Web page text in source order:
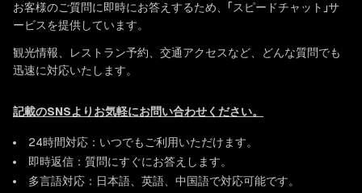
お客様のご質問に即時にお答えするため、「スピードチャット」サ
ービスを提供しています。
観光情報、レストラン予約、交通アクセスなど、どんな質問でも
迅速に対応いたします。
記載のSNSよりお気軽にお問い合わせください。
24時間対応：いつでもご利用いただけます。
即時返信：質問にすぐにお答えします。
多言語対応：日本語、英語、中国語で対応可能です。